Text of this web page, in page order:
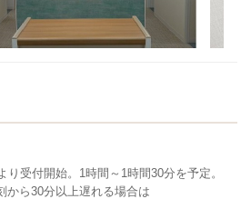
り受付開始。1時間～1時間30分を予定。
から30分以上遅れる場合は